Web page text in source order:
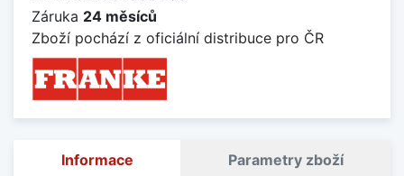
Záruka 24 měsíců
Zboží pochází z oficiální distribuce pro ČR
Informace Parametry zboží